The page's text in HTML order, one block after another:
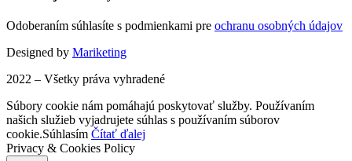
Odoberaním súhlasíte s podmienkami pre ochranu osobných údajov
Designed by Mariketing
2022 – Všetky práva vyhradené
Súbory cookie nám pomáhajú poskytovať služby. Používaním
našich služieb vyjadrujete súhlas s používaním súborov
cookie.Súhlasím Čítať ďalej
Privacy & Cookies Policy